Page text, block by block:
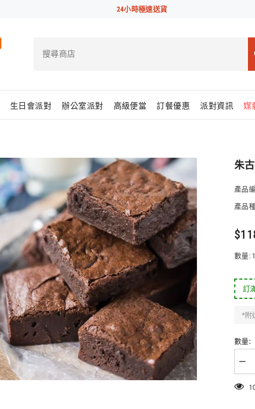
24小時極速送貨
生日會派對 辦公室派對 高級便當 訂餐優惠 派對資訊 媒
朱
產品
產品
數量:
訂
*附
數量:
古
力